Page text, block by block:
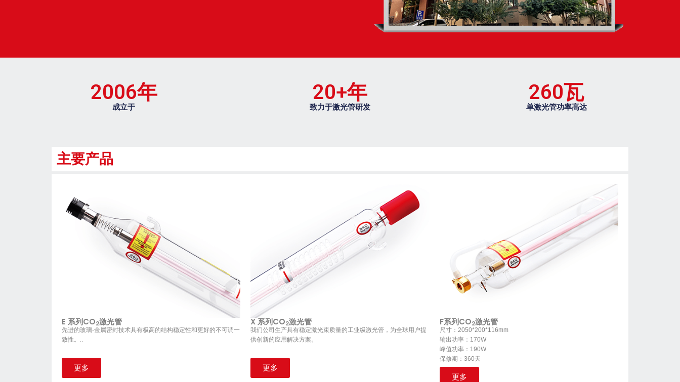
2006年
成立于
20+年
致力于激光管研发
260瓦
单激光管功率高达
主要产品
E 系列CO2激光管
先进的玻璃-金属密封技术具有极高的结构稳定性和更好的不可调一
致性。..
更多
X 系列CO2激光管
我们公司生产具有稳定激光束质量的工业级激光管，为全球用户提
供创新的应用解决方案。
更多
F系列CO2激光管
尺寸：2050*200*116mm
输出功率：170W
峰值功率：190W
保修期：360天
更多